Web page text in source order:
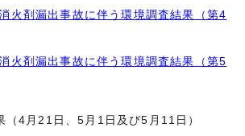
火剤漏出事故に伴う環境調査結果（第4
火剤漏出事故に伴う環境調査結果（第5
（4月21日、5月1日及び5月11日）